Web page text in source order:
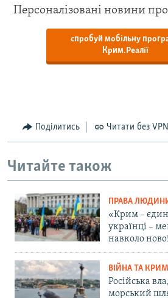
Персоналізовані новини
спробуй мобільну
Крим.Реалії
Поділитись Читати без VPN
Читайте також
ПРАВА
«Крим –
українці –
навколо
ВІЙНА ТА КРИМ
Російська
морський